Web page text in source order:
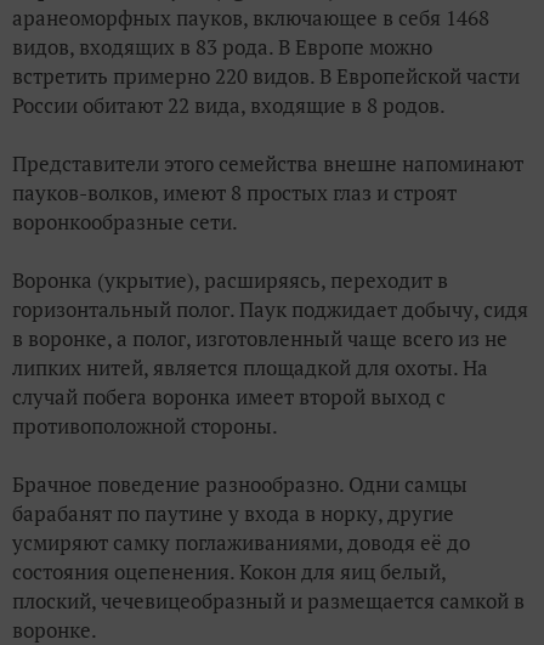
аранеоморфных пауков, включающее в себя 1468
видов, входящих в 83 рода. В Европе можно
встретить примерно 220 видов. В Европейской части
России обитают 22 вида, входящие в 8 родов.
Представители этого семейства внешне напоминают
пауков-волков, имеют 8 простых глаз и строят
воронкообразные сети.
Воронка (укрытие), расширяясь, переходит в
горизонтальный полог. Паук поджидает добычу, сидя
в воронке, а полог, изготовленный чаще всего из не
липких нитей, является площадкой для охоты. На
случай побега воронка имеет второй выход с
противоположной стороны.
Брачное поведение разнообразно. Одни самцы
барабанят по паутине у входа в норку, другие
усмиряют самку поглаживаниями, доводя её до
состояния оцепенения. Кокон для яиц белый,
плоский, чечевицеобразный и размещается самкой в
воронке.